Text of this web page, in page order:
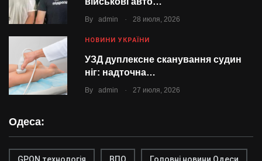
By admin . 28 июля, 2026
НОВИНИ УКРАЇНИ
УЗД дуплексне сканування судин
ніг: надточна…
By admin . 27 июля, 2026
Одеса: